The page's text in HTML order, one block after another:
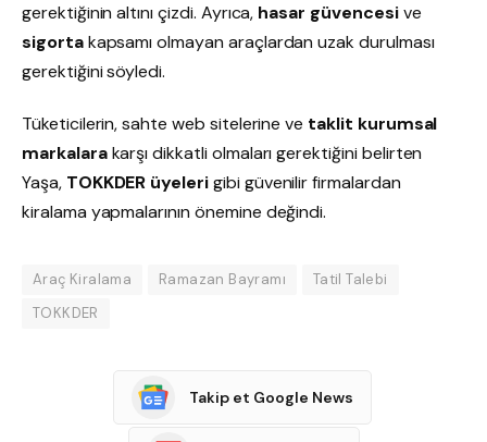
gerektiğinin altını çizdi. Ayrıca, hasar güvencesive
sigortakapsamı olmayan araçlardan uzak durulması
gerektiğini söyledi.
Tüketicilerin, sahte web sitelerine ve taklit kurumsal
markalarakarşı dikkatli olmaları gerektiğini belirten
Yaşa, TOKKDER üyelerigibi güvenilir firmalardan
kiralama yapmalarının önemine değindi.
Araç Kiralama Ramazan Bayramı
Tatil Talebi
TOKKDER
Takip et Google News